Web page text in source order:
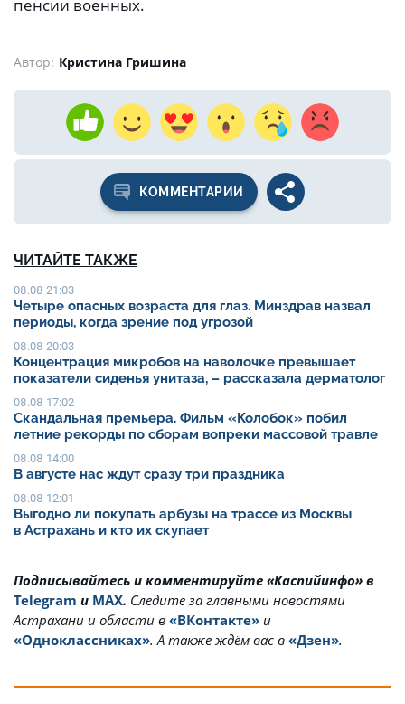
пенсии военных.
Автор: Кристина Гришина
КОММЕНТАРИИ
ЧИТАЙТЕ ТАКЖЕ
08.08 21:03
Четыре опасных возраста для глаз. Минздрав назвал
периоды, когда зрение под угрозой
08.08 20:03
Концентрация микробов на наволочке превышает
показатели сиденья унитаза, – рассказала дерматолог
08.08 17:02
Скандальная премьера. Фильм «Колобок» побил
летние рекорды по сборам вопреки массовой травле
08.08 14:00
В августе нас ждут сразу три праздника
08.08 12:01
Выгодно ли покупать арбузы на трассе из Москвы
в Астрахань и кто их скупает
Подписывайтесь и комментируйте «Каспийинфо» в
Telegram и MAX. Cледите за главными новостями
Астрахани и области в «ВКонтакте» и
«Одноклассниках». А также ждём вас в «Дзен».